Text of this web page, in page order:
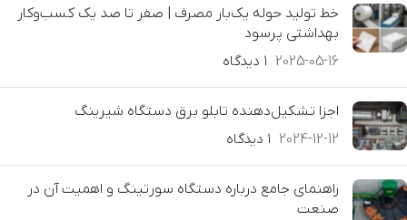
خط تولید حوله یک‌بار مصرف | صفر تا صد یک کسب‌وکار
بهداشتی پرسود
2025-05-16 ۱ دیدگاه
اجزا تشکیل‌دهنده تابلو برق دستگاه شیرینگ
2024-12-12 ۱ دیدگاه
راهنمای جامع درباره دستگاه سورتینگ و اهمیت آن در
صنعت